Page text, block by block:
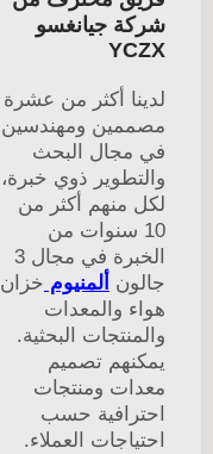
شركة جيانغسو
YCZX
لدينا أكثر من عشرة
مصممين ومهندسين
في مجال البحث
والتطوير ذوي خبرة،
لكل منهم أكثر من
10 سنوات من
الخبرة في مجال 3
جالون ألمنيوم خزان
هواء والمعدات
والمنتجات البحثية.
يمكنهم تصميم
معدات ومنتجات
احترافية حسب
احتياجات العملاء.